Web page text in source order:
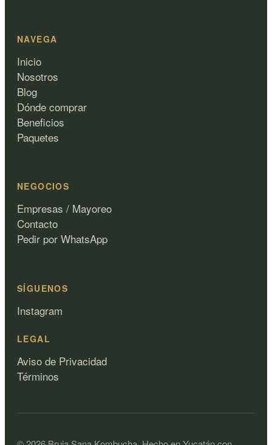
NAVEGA
Inicio
Nosotros
Blog
Dónde comprar
Beneficios
Paquetes
NEGOCIOS
Empresas / Mayoreo
Contacto
Pedir por WhatsApp
SÍGUENOS
Instagram
LEGAL
Aviso de Privacidad
Términos